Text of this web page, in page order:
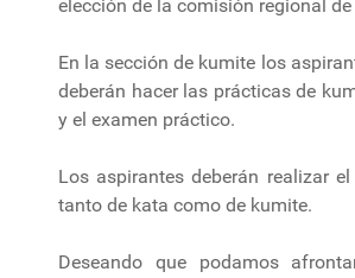
elección de la comisión regional
En la sección de kumite los
deberán hacer las prácticas de
y el examen práctico.
Los aspirantes deberán realizar
tanto de kata como de kumite.
Deseando que podamos